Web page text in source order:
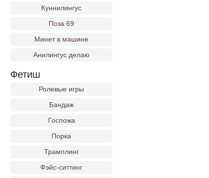
Куннилингус
Поза 69
Минет в машине
Анилингус делаю
Фетиш
Ролевые игры
Бандаж
Госпожа
Порка
Трамплинг
Фэйс-ситтинг